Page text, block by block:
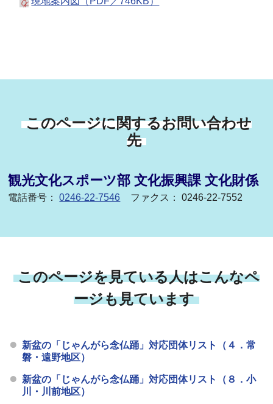
このページに関するお問い合わせ
先
観光文化スポーツ部 文化振興課 文化財係
電話番号：0246-22-7546 ファクス： 0246-22-7552
このページを見ている人はこんなペ
ージも見ています
新盆の「じゃんがら念仏踊」対応団体リスト（４．常
磐・遠野地区）
新盆の「じゃんがら念仏踊」対応団体リスト（８．小
川・川前地区）